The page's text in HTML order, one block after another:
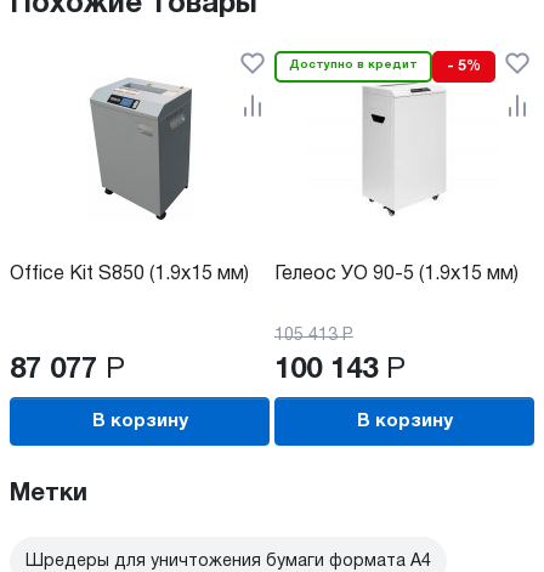
Office Kit S850 (1.9x15 мм)
87 077 Р
В корзину
Доступно в кредит - 5%
Гелеос УО 90-5 (1.9х15 мм)
105 413 Р
100 143 Р
В корзину
Метки
Шредеры для уничтожения бумаги формата А4